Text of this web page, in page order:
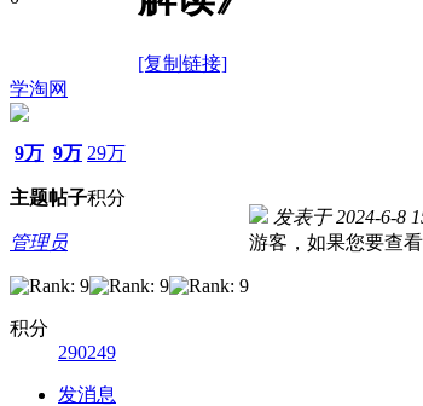
[复制链接]
学淘网
9万
主题
9万
帖子
29万
积分
管理员
积分
290249
发消息
发表于 2024-6-8
游客，如果您要查